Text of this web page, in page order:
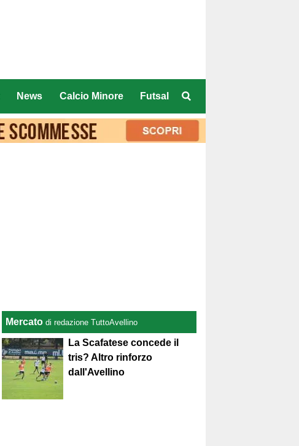
News Calcio Minore Futsal
Mercato di redazione TuttoAvellino
La Scafatese concede il
tris? Altro rinforzo
dall'Avellino